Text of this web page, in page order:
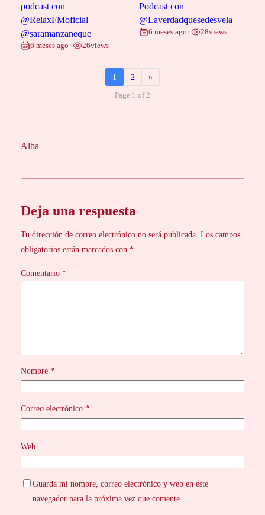
podcast con
@RelaxFMoficial
@saramanzaneque
6 meses ago • 26views
Podcast con
@Laverdadquesedesvela
6 meses ago • 28views
1 2 »
Page 1 of 2
Alba
Deja una respuesta
Tu dirección de correo electrónico no será publicada. Los campos
obligatorios están marcados con *
Comentario *
Nombre *
Correo electrónico *
Web
Guarda mi nombre, correo electrónico y web en este
navegador para la próxima vez que comente.